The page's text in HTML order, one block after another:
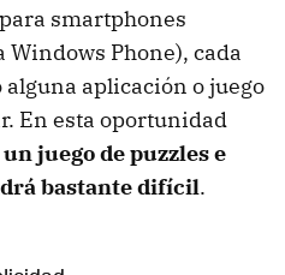
smartphones
Phone), cada
aplicación o juego
En esta oportunidad
un juego de puzzles e
bastante difícil.